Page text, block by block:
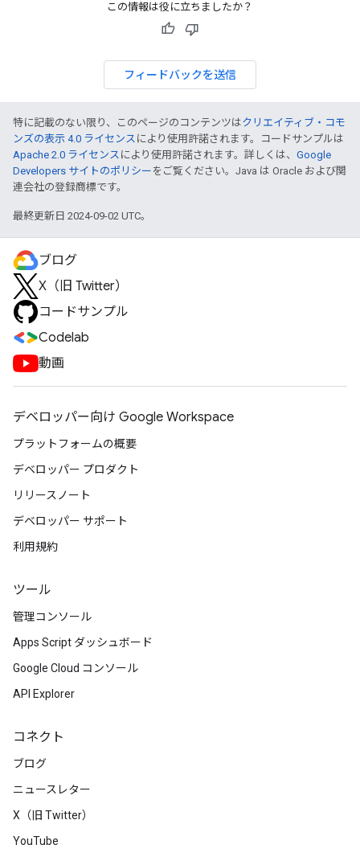
この情報は役に立ちましたか？
フィードバックを送信
特に記載のない限り、このページのコンテンツはクリエイティブ・コモ
ンズの表示 4.0 ライセンス により使用許諾されます。コードサンプルは
Apache 2.0 ライセンス により使用許諾されます。詳しくは、 Google
Developers サイトのポリシー をご覧ください。Java は Oracle および関
連会社の登録商標です。
最終更新日 2024-09-02 UTC。
ブログ
X（旧 Twitter）
コードサンプル
Codelab
動画
デベロッパー向け Google Workspace
プラットフォームの概要
デベロッパー プロダクト
リリースノート
デベロッパー サポート
利用規約
ツール
管理コンソール
Apps Script ダッシュボード
Google Cloud コンソール
API Explorer
コネクト
ブログ
ニュースレター
X（旧 Twitter）
YouTube